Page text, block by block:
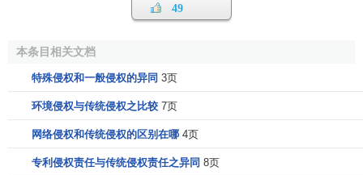
侵权是对某个人的民事违法行为；而犯罪，则是违反国
家所保障之利益之规定，对个人，社会或国家的违法行为。
二者主观过错方面存有较大差异。侵权之过错包括故意
49
本条目相关文档
特殊侵权和一般侵权的异同 3页
环境侵权与传统侵权之比较 7页
网络侵权和传统侵权的区别在哪 4页
专利侵权责任与传统侵权责任之异同 8页